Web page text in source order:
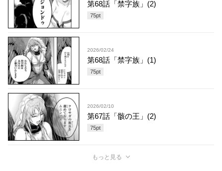
第68話「禁字族」(2)
75pt
2026/02/24
第68話「禁字族」(1)
75pt
2026/02/10
第67話「骸の王」(2)
75pt
もっと見る